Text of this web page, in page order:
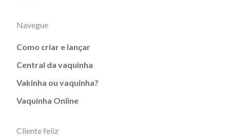
Navegue
Como criar e lançar
Central da vaquinha
Vakinha ou vaquinha?
Vaquinha Online
Cliente feliz